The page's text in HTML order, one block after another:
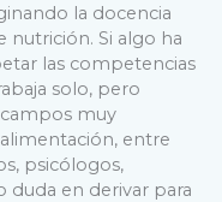
la docencia
nutrición. Si algo ha
las competencias
solo, pero
muy
entre
psicólogos,
duda en derivar para